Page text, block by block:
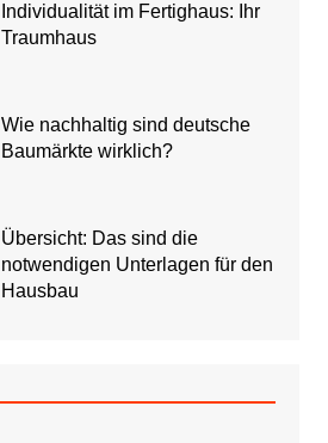
Individualität im Fertighaus: Ihr
Traumhaus
Wie nachhaltig sind deutsche
Baumärkte wirklich?
Übersicht: Das sind die
notwendigen Unterlagen für den
Hausbau